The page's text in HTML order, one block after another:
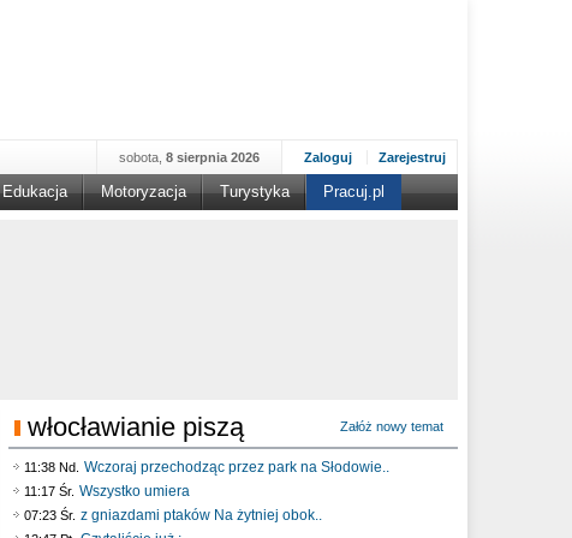
Zaloguj Zarejestruj
sobota, 8 sierpnia 2026
Edukacja Motoryzacja Turystyka Pracuj.pl
włocławianie piszą Załóż nowy temat
11:38 Nd. Wczoraj przechodząc przez park na Słodowie..
11:17 Śr. Wszystko umiera
07:23 Śr. z gniazdami ptaków Na żytniej obok..